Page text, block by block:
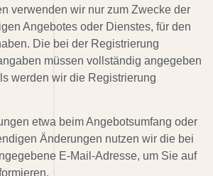
verwenden wir nur zum Zwecke der
Angebotes oder Dienstes, für den
Die bei der Registrierung
müssen vollständig angegeben
werden wir die Registrierung
etwa beim Angebotsumfang oder
Änderungen nutzen wir die bei
E-Mail-Adresse, um Sie auf